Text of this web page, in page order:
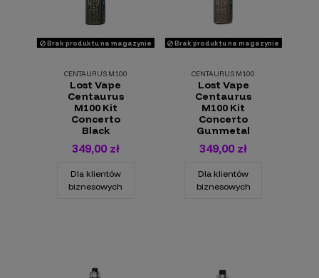
Brak produktu na magazynie
CENTAURUS M100
Lost Vape
Centaurus
M100 Kit
Concerto
Black
349,00 zł
Dla klientów
biznesowych
Brak produktu na magazynie
CENTAURUS M100
Lost Vape
Centaurus
M100 Kit
Concerto
Gunmetal
349,00 zł
Dla klientów
biznesowych